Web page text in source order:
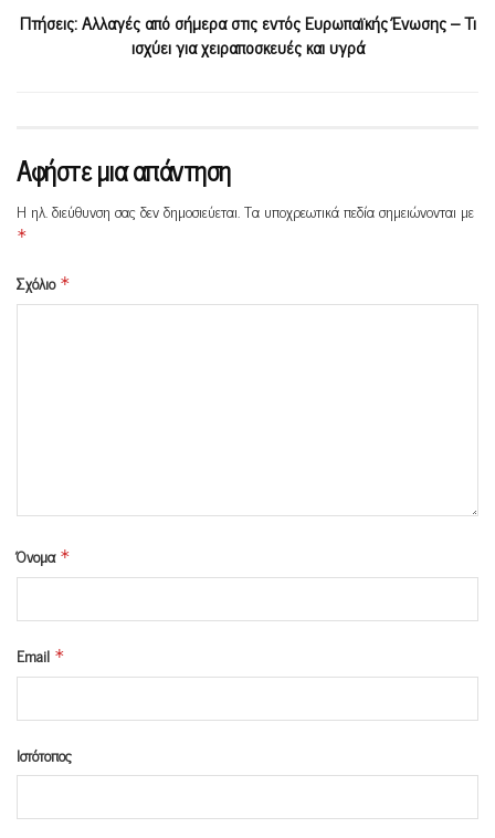
Πτήσεις: Αλλαγές από σήμερα στις εντός Ευρωπαϊκής Ένωσης – Τι
ισχύει για χειραποσκευές και υγρά
Αφήστε μια απάντηση
Η ηλ. διεύθυνση σας δεν δημοσιεύεται.Τα υποχρεωτικά πεδία σημειώνονται με
*
Σχόλιο *
Όνομα *
Email *
Ιστότοπος